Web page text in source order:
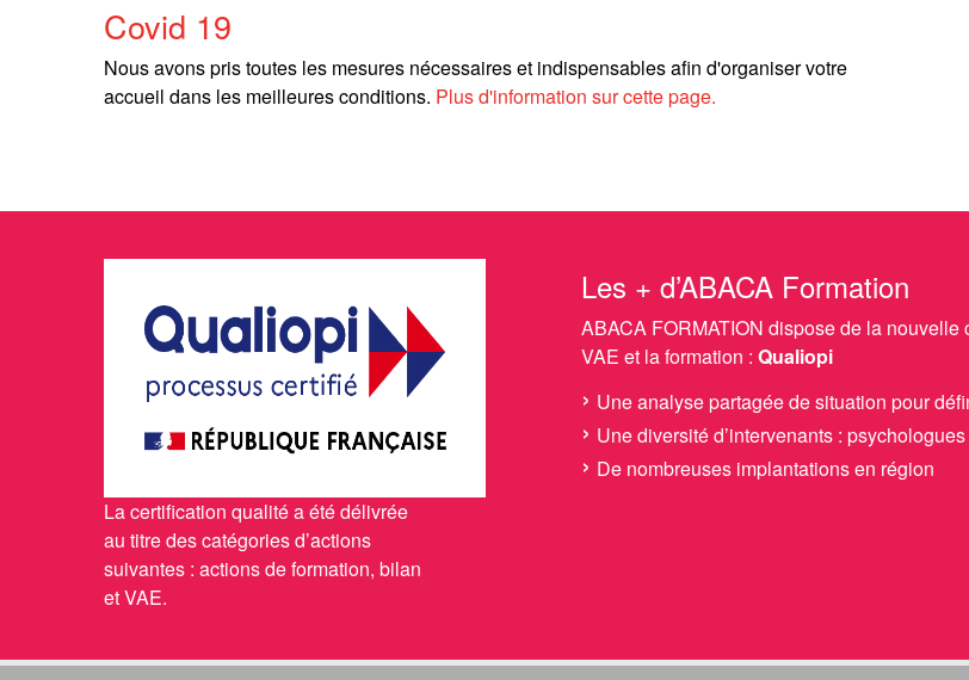
Covid 19
Nous avons pris toutes les mesures nécessaires et indispensables afin d'organiser votre
accueil dans les meilleures conditions. Plus d'information sur cette page.
La certification qualité a été délivrée
au titre des catégories d’actions
suivantes : actions de formation, bilan
et VAE.
Les + d’ABACA Formation
ABACA FORMATION dispose de la
VAE et la formation : Qualiopi
Une analyse partagée de situation pour
Une diversité d’intervenants :
De nombreuses implantations en région